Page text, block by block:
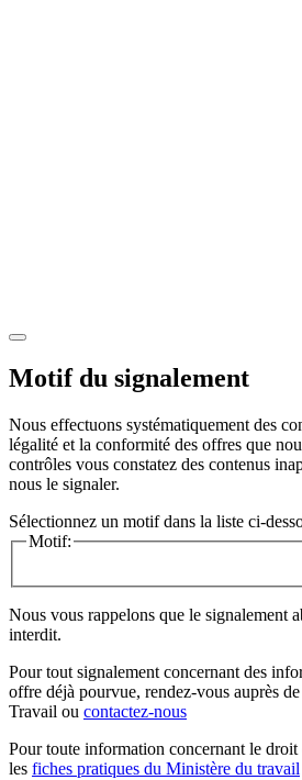
Motif du signalement
Nous effectuons systématiquement des
légalité et la conformité des offres que
contrôles vous constatez des contenus
nous le signaler.
Sélectionnez un motif dans la liste ci-
Motif:
Nous vous rappelons que le signalement
interdit.
Pour tout signalement concernant des
offre déjà pourvue, rendez-vous auprès
Travail ou contactez-nous
Pour toute information concernant le droit
les fiches pratiques du Ministère du travail